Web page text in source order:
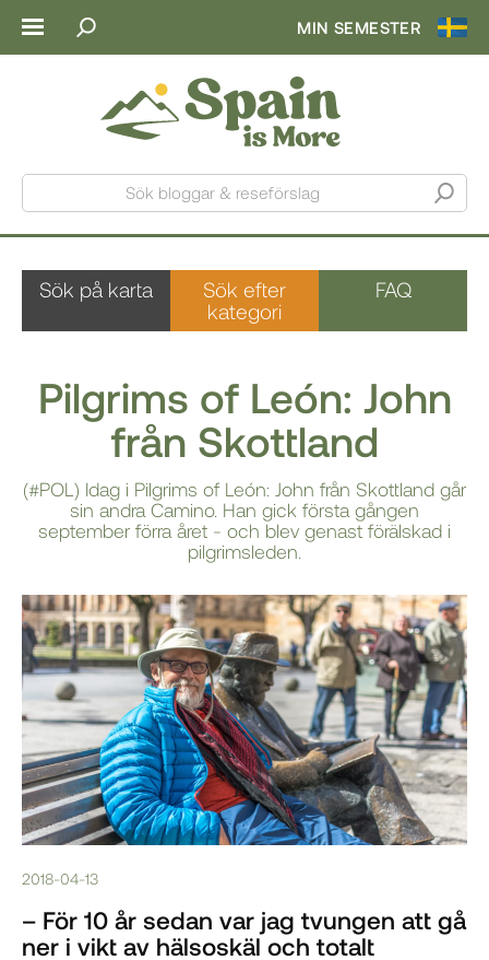
MIN SEMESTER
Sök bloggar & reseförslag
Sök på karta
Sök efter
kategori
FAQ
Pilgrims of León: John
från Skottland
(#POL) Idag i Pilgrims of León: John från Skottland går
sin andra Camino. Han gick första gången
september förra året - och blev genast förälskad i
pilgrimsleden.
2018-04-13
– För 10 år sedan var jag tvungen att gå
ner i vikt av hälsoskäl och totalt